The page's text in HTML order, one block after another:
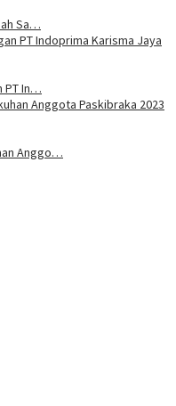
Sa…
PT In…
Anggo…